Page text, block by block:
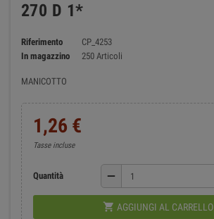
270 D 1*
Riferimento
CP_4253
In magazzino
250 Articoli
MANICOTTO
1,26 €
Tasse incluse
Quantità remove
 AGGIUNGI AL CARRELLO